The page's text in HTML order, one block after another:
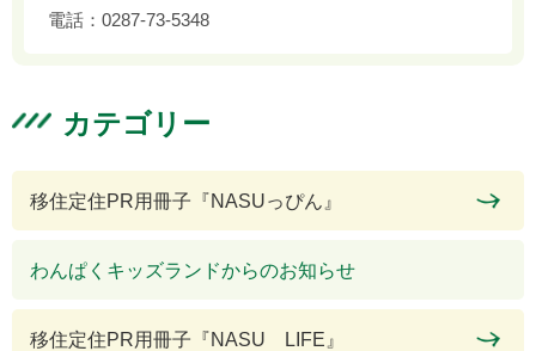
電話： 0287-73-5348
カテゴリー
移住定住PR用冊子『NASUっぴん』
わんぱくキッズランドからのお知らせ
移住定住PR用冊子『NASU LIFE』